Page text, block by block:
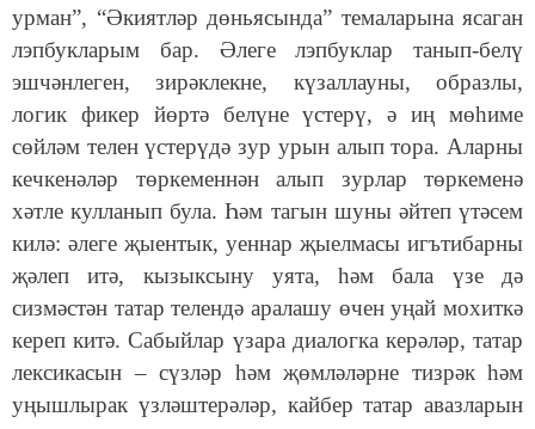
урман”, “Әкиятләр дөньясында” темаларына ясаган
лэпбукларым бар. Әлеге лэпбуклар танып-белү
эшчәнлеген, зирәклекне, күзаллауны, образлы,
логик фикер йөртә белүне үстерү, ә иң мөһиме
сөйләм телен үстерүдә зур урын алып тора. Аларны
кечкенәләр төркеменнән алып зурлар төркеменә
хәтле кулланып була. Һәм тагын шуны әйтеп үтәсем
килә: әлеге җыентык, уеннар җыелмасы игътибарны
җәлеп итә, кызыксыну уята, hәм бала үзе дә
сизмәстән татар телендә аралашу өчен уңай мохиткә
кереп китә. Сабыйлар үзара диалогка керәләр, татар
лексикасын – сүзләр hәм җөмләләрне тизрәк hәм
уңышлырак үзләштерәләр, кайбер татар авазларын